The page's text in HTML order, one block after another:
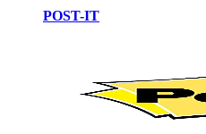
POST-IT